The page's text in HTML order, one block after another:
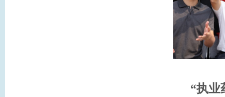
“执业